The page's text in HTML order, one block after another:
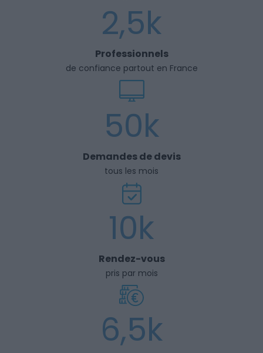
2,5k
Professionnels
de confiance partout en France
50k
Demandes de devis
tous les mois
10k
Rendez-vous
pris par mois
6,5k